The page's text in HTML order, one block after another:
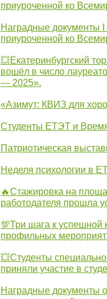
приуроченной ко
Наградные документы
приуроченной ко
💥Екатеринбургский
вошёл в число
— 2025».
«Азимут: КВИЗ для
Студенты ЕТЭТ и
Патриотическая
Неделя психологии в
🔥Стажировка на
работодателя прошла
💯Три шага к успешной
профильных
💥Студенты
приняли участие в
Наградные документы